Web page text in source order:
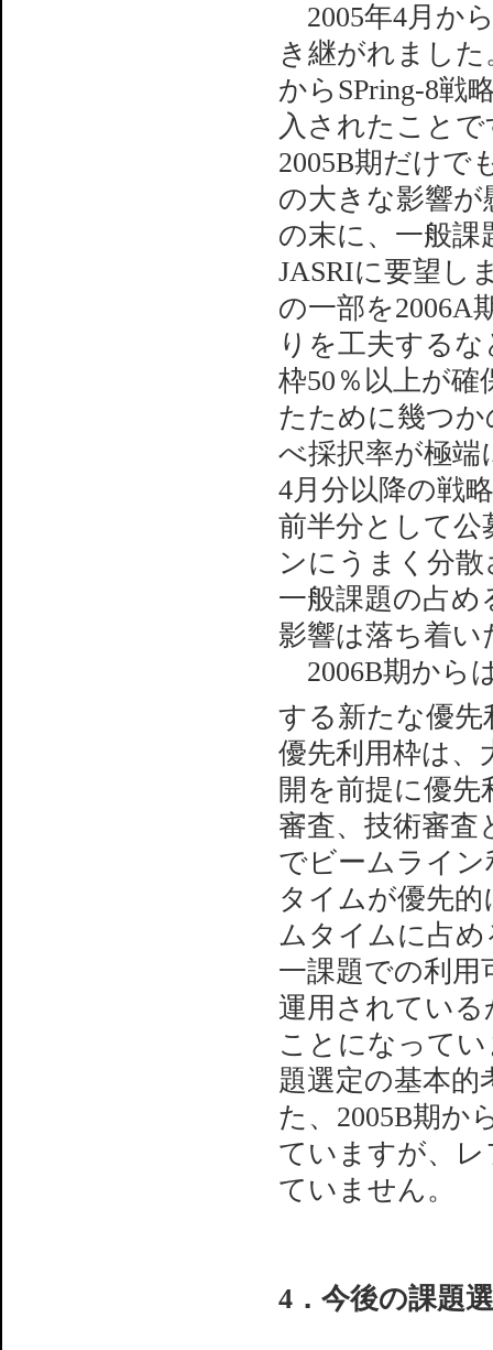
2005年4月か
き継がれまし
からSPring-8戦
入されたこと
2005B期だけで
の大きな影響
の末に、一般課
JASRIに要望し
の一部を2006A
りを工夫する
枠50％以上が
たために幾つ
べ採択率が極端
4月分以降の戦
前半分として公
ンにうまく分
一般課題の占め
影響は落ち着
2006B期から
する新たな優
優先利用枠は、
開を前提に優
審査、技術審査
でビームライ
タイムが優先
ムタイムに占
一課題での利
運用されてい
ことになって
題選定の基本
た、2005B期か
ていますが、
ていません。
4．今後の課題